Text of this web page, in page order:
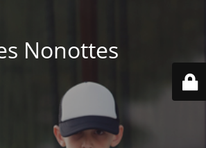
Nonottes